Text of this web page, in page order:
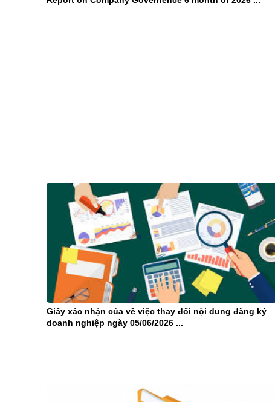
Giấy xác nhận của về việc thay đổi nội dung đăng ký
doanh nghiệp ngày 05/06/2026 ...